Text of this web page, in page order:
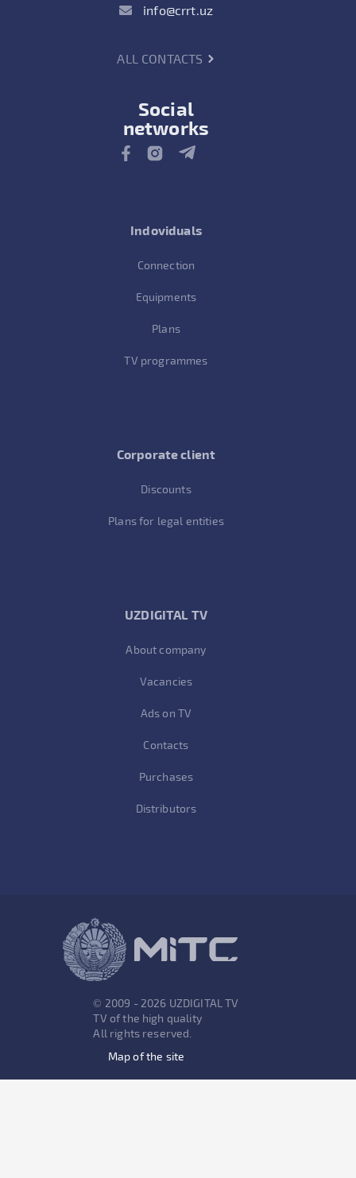
info@crrt.uz
ALL CONTACTS
Social
networks
Indoviduals
Connection
Equipments
Plans
TV programmes
Corporate client
Discounts
Plans for legal entities
UZDIGITAL TV
About company
Vacancies
Ads on TV
Contacts
Purchases
Distributors
© 2009 - 2026 UZDIGITAL TV
TV of the high quality
All rights reserved.
Map of the site